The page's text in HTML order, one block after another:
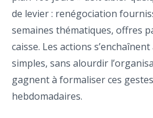
de levier : renégociation
semaines thématiques, offres
caisse. Les actions
simples, sans alourdir
gagnent à formaliser ces
hebdomadaires.